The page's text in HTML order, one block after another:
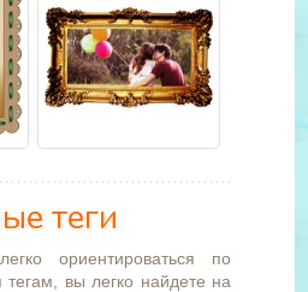
теги
ориентироваться по
вы легко найдете на